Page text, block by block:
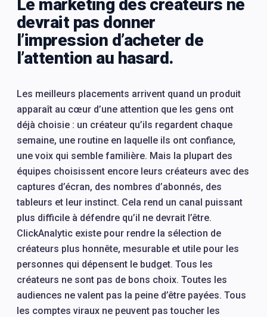
Le marketing des créateurs ne
devrait pas donner
l’impression d’acheter de
l’attention au hasard.
Les meilleurs placements arrivent quand un produit
apparaît au cœur d’une attention que les gens ont
déjà choisie : un créateur qu’ils regardent chaque
semaine, une routine en laquelle ils ont confiance,
une voix qui semble familière. Mais la plupart des
équipes choisissent encore leurs créateurs avec des
captures d’écran, des nombres d’abonnés, des
tableurs et leur instinct. Cela rend un canal puissant
plus difficile à défendre qu’il ne devrait l’être.
ClickAnalytic existe pour rendre la sélection de
créateurs plus honnête, mesurable et utile pour les
personnes qui dépensent le budget. Tous les
créateurs ne sont pas de bons choix. Toutes les
audiences ne valent pas la peine d’être payées. Tous
les comptes viraux ne peuvent pas toucher les